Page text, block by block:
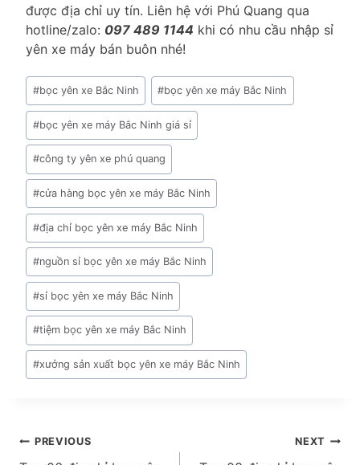
được địa chỉ uy tín. Liên hệ với Phú Quang qua
hotline/zalo: 097 489 1144 khi có nhu cầu nhập sỉ
yên xe máy bán buôn nhé!
Post
Tags:
#bọc yên xe Bắc Ninh #bọc yên xe máy Bắc Ninh
#bọc yên xe máy Bắc Ninh giá sỉ
#công ty yên xe phú quang
#cửa hàng bọc yên xe máy Bắc Ninh
#địa chỉ bọc yên xe máy Bắc Ninh
#nguồn sỉ bọc yên xe máy Bắc Ninh
#sỉ bọc yên xe máy Bắc Ninh
#tiệm bọc yên xe máy Bắc Ninh
#xưởng sản xuất bọc yên xe máy Bắc Ninh
Điều
PREVIOUS NEXT